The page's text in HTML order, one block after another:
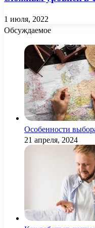
1 июля, 2022
Обсуждаемое
Особенности
21 апреля, 2024